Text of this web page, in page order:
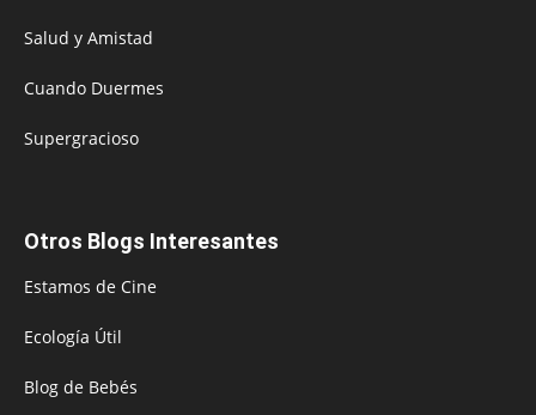
Salud y Amistad
Cuando Duermes
Supergracioso
Otros Blogs Interesantes
Estamos de Cine
Ecología Útil
Blog de Bebés